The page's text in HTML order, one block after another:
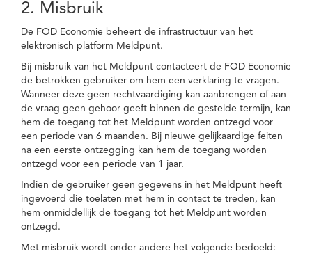
2. Misbruik
De FOD Economie beheert de infrastructuur van het
elektronisch platform Meldpunt.
Bij misbruik van het Meldpunt contacteert de FOD Economie
de betrokken gebruiker om hem een verklaring te vragen.
Wanneer deze geen rechtvaardiging kan aanbrengen of aan
de vraag geen gehoor geeft binnen de gestelde termijn, kan
hem de toegang tot het Meldpunt worden ontzegd voor
een periode van 6 maanden. Bij nieuwe gelijkaardige feiten
na een eerste ontzegging kan hem de toegang worden
ontzegd voor een periode van 1 jaar.
Indien de gebruiker geen gegevens in het Meldpunt heeft
ingevoerd die toelaten met hem in contact te treden, kan
hem onmiddellijk de toegang tot het Meldpunt worden
ontzegd.
Met misbruik wordt onder andere het volgende bedoeld: